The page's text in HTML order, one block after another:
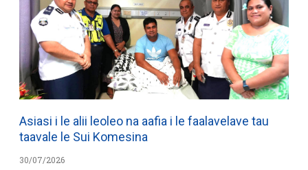
Asiasi i le alii leoleo na aafia i le faalavelave tau
taavale le Sui Komesina
30/07/2026